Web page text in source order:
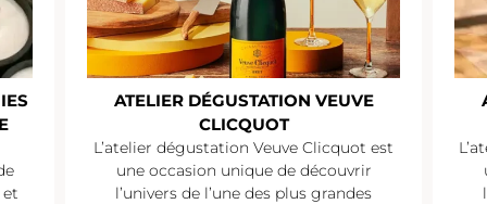
ATELIER DÉGUSTATION VEUVE
CLICQUOT
L’atelier dégustation Veuve Clicquot est
une occasion unique de découvrir
l’univers de l’une des plus grandes